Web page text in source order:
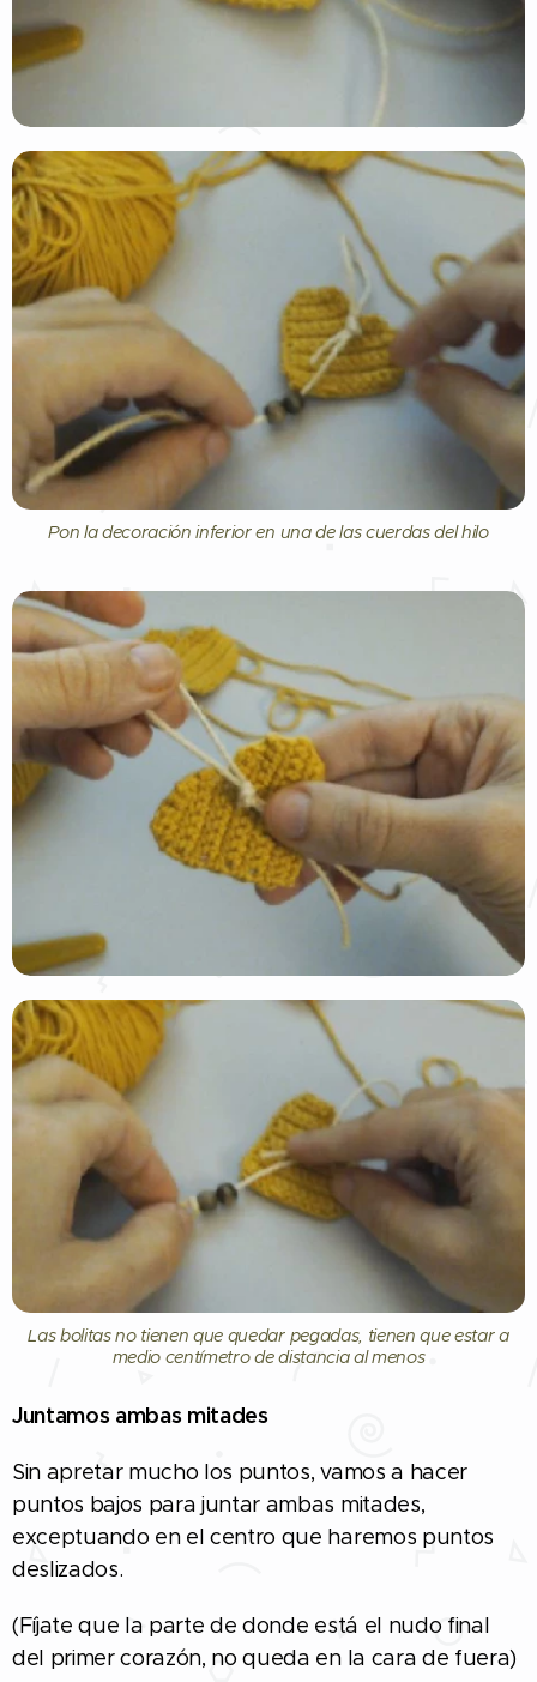
Pon la decoración inferior en una de las cuerdas del hilo
Las bolitas no tienen que quedar pegadas, tienen que estar a
medio centímetro de distancia al menos
Juntamos ambas mitades
Sin apretar mucho los puntos, vamos a hacer
puntos bajos para juntar ambas mitades,
exceptuando en el centro que haremos puntos
deslizados.
(Fíjate que la parte de donde está el nudo final
del primer corazón, no queda en la cara de fuera)